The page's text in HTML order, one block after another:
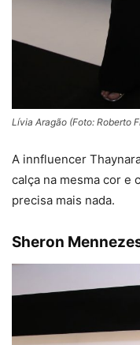
Lívia Aragão (Foto: Roberto
A innfluencer
calça na mesma cor e
precisa mais nada.
Sheron